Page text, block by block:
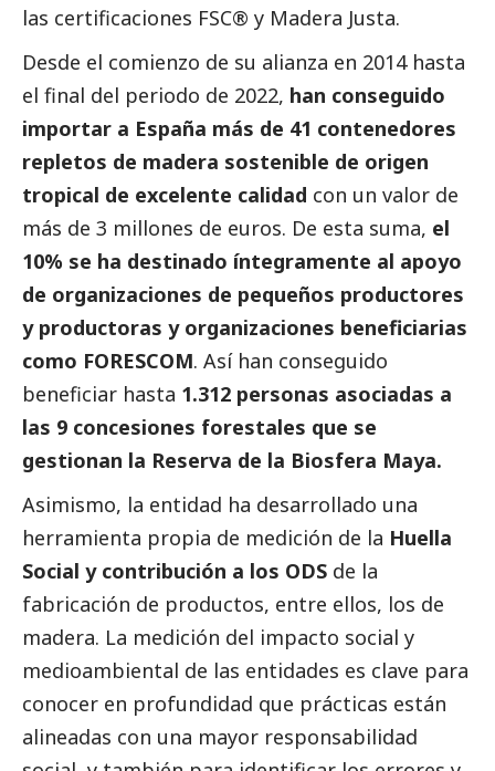
las certificaciones FSC® y Madera Justa.
Desde el comienzo de su alianza en 2014 hasta
el final del periodo de 2022, han conseguido
importar a España más de 41 contenedores
repletos de madera sostenible de origen
tropical de excelente calidad con un valor de
más de 3 millones de euros. De esta suma, el
10% se ha destinado íntegramente al apoyo
de organizaciones de pequeños productores
y productoras y organizaciones beneficiarias
como FORESCOM. Así han conseguido
beneficiar hasta 1.312 personas asociadas a
las 9 concesiones forestales que se
gestionan la Reserva de la Biosfera Maya.
Asimismo, la entidad ha desarrollado una
herramienta propia de medición de la Huella
Social y contribución a los ODS de la
fabricación de productos, entre ellos, los de
madera. La medición del impacto social y
medioambiental de las entidades es clave para
conocer en profundidad que prácticas están
alineadas con una mayor responsabilidad